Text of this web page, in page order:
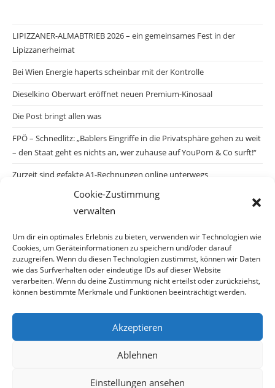
Cookie-Zustimmung
verwalten
Um dir ein optimales Erlebnis zu bieten, verwenden wir Technologien wie
Cookies, um Geräteinformationen zu speichern und/oder darauf
zuzugreifen. Wenn du diesen Technologien zustimmst, können wir Daten
wie das Surfverhalten oder eindeutige IDs auf dieser Website
verarbeiten. Wenn du deine Zustimmung nicht erteilst oder zurückziehst,
können bestimmte Merkmale und Funktionen beeinträchtigt werden.
Akzeptieren
Ablehnen
Einstellungen ansehen
LIPIZZANER-ALMABTRIEB 2026 – ein gemeinsames Fest in der
Lipizzanerheimat
Bei Wien Energie haperts scheinbar mit der Kontrolle
Dieselkino Oberwart eröffnet neuen Premium-Kinosaal
Die Post bringt allen was
FPÖ – Schnedlitz: „Bablers Eingriffe in die Privatsphäre gehen zu weit
– den Staat geht es nichts an, wer zuhause auf YouPorn & Co surft!“
Zurzeit sind gefakte A1-Rechnungen online unterwegs
Salzburgs Juden und ihre Sicherheit: „Erst nach einem Anschlag wäre
die Gefahr endlich konkret!“
Biologisches Wunder in Ceuta
Ein vermeintliches Abschiebemärchen
Archiv